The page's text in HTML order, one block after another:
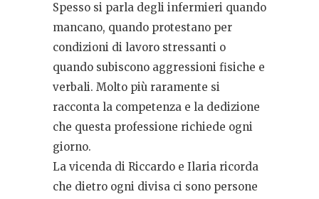
Spesso si parla degli infermieri quando
mancano, quando protestano per
condizioni di lavoro stressanti o
quando subiscono aggressioni fisiche e
verbali. Molto più raramente si
racconta la competenza e la dedizione
che questa professione richiede ogni
giorno.
La vicenda di Riccardo e Ilaria ricorda
che dietro ogni divisa ci sono persone